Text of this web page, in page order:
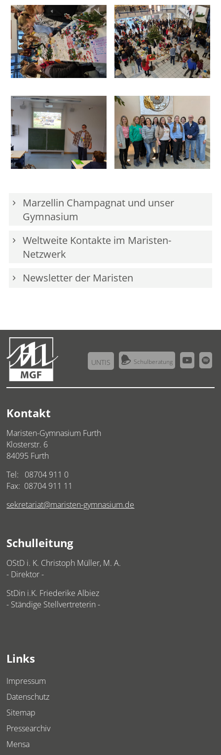
Marzellin Champagnat und unser
Gymnasium
Weltweite Kontakte im Maristen-
Netzwerk
Newsletter der Maristen


 Schulberatung
UNTIS
Kontakt
Maristen-Gymnasium Furth
Klosterstr. 6
84095 Furth
Tel: 08704 911 0
Fax: 08704 911 11
sekretariat@maristen-gymnasium.de
Schulleitung
OStD i. K. Christoph Müller, M. A.
- Direktor -
StDin i.K. Friederike Albiez
- Ständige Stellvertreterin -
Links
Impressum
Datenschutz
Sitemap
Pressearchiv
Mensa